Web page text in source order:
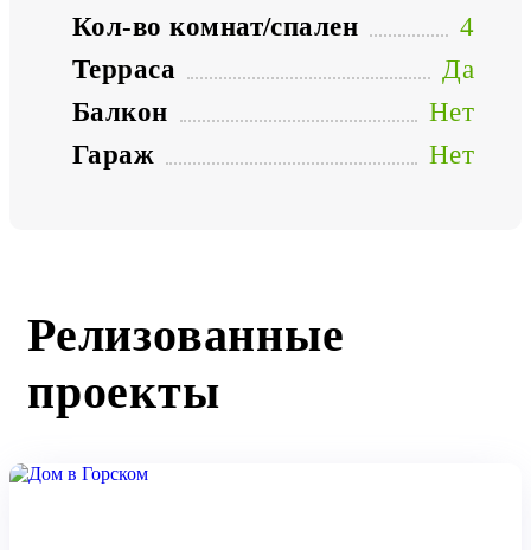
Кол-во комнат/спален
4
Терраса
Да
Балкон
Нет
Гараж
Нет
Релизованные
проекты